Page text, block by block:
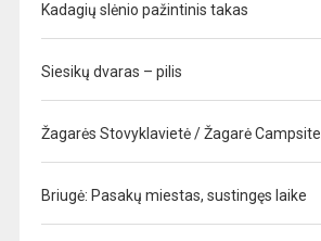
Kadagių slėnio pažintinis takas
Siesikų dvaras – pilis
Žagarės Stovyklavietė / Žagarė Campsite
Briugė: Pasakų miestas, sustingęs laike